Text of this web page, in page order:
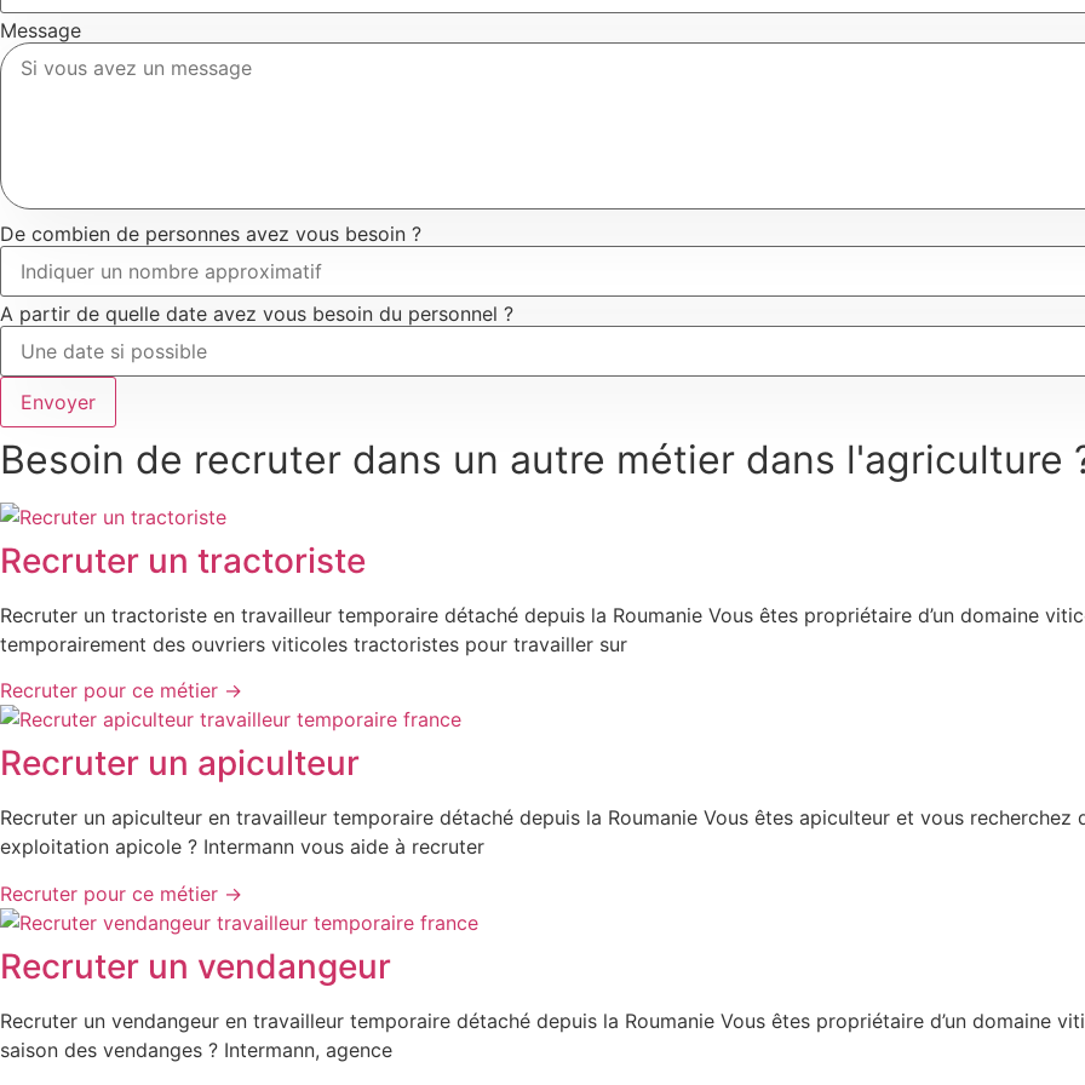
Message
De combien de personnes avez vous besoin ?
A partir de quelle date avez vous besoin du personnel ?
Envoyer
Besoin de recruter dans un autre métier dans l'agriculture
Recruter un tractoriste
Recruter un tractoriste en travailleur temporaire détaché depuis la Roumanie Vous êtes propriétaire d’un domaine
temporairement des ouvriers viticoles tractoristes pour travailler sur
Recruter pour ce métier ->
Recruter un apiculteur
Recruter un apiculteur en travailleur temporaire détaché depuis la Roumanie Vous êtes apiculteur et vous
exploitation apicole ? Intermann vous aide à recruter
Recruter pour ce métier ->
Recruter un vendangeur
Recruter un vendangeur en travailleur temporaire détaché depuis la Roumanie Vous êtes propriétaire d’un domaine
saison des vendanges ? Intermann, agence